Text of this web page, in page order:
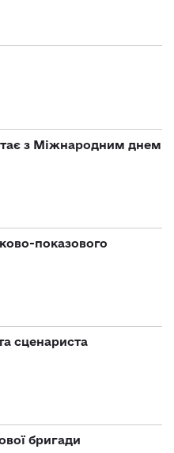
з Міжнародним днем
показового
сценариста
бригади